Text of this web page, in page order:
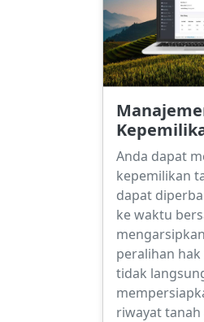
Anda dapat
kepemilikan
dapat
ke waktu
peralihan hak
tidak
riwayat